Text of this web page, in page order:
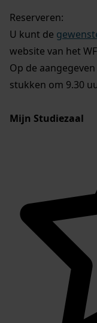
Reserveren:
U kunt de
website van het
Op de
stukken om 9.30
Mijn Studiezaal